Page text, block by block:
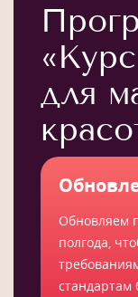
для
Обновляем
полгода,
стандартам